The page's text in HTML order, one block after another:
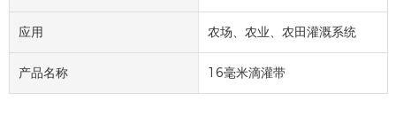
应用 农场、农业、农田灌溉系统
产品名称 16毫米滴灌带